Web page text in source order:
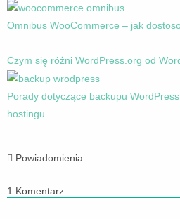
Omnibus WooCommerce – jak
Czym się różni WordPress.org od
Porady dotyczące backupu
hostingu
Powiadomienia
1 Komentarz